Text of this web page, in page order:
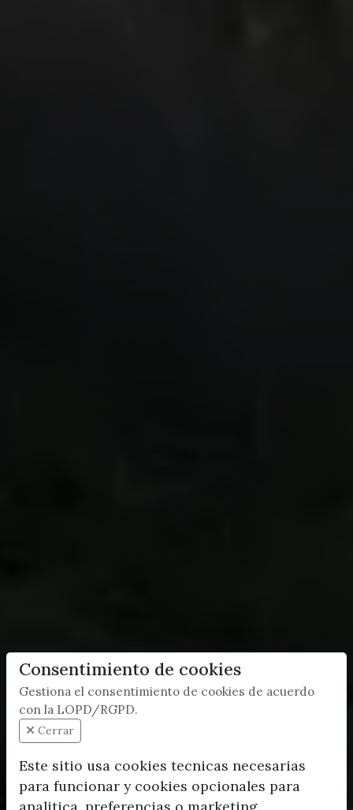
Consentimiento de cookies
Gestiona el consentimiento de cookies de acuerdo
con la LOPD/RGPD.
Cerrar
Este sitio usa cookies tecnicas necesarias
para funcionar y cookies opcionales para